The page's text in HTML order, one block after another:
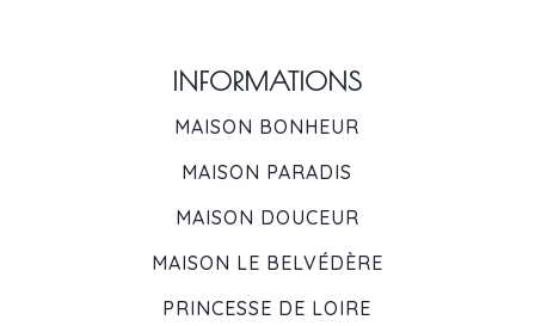
INFORMATIONS
MAISON BONHEUR
MAISON PARADIS
MAISON DOUCEUR
MAISON LE BELVÉDÈRE
PRINCESSE DE LOIRE